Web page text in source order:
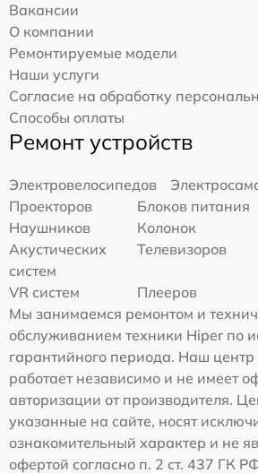
Вакансии
О компании
Ремонтируемые модели
Наши услуги
Согласие на обработку
Способы оплаты
Ремонт устройств
Электровелосипедов
Проекторов
Блоков питания
Наушников
Колонок
Акустических
систем
Телевизоров
VR систем
Плееров
Мы занимаемся ремонтом и
обслуживанием техники Hiper по
гарантийного периода. Наш центр
работает независимо и не имеет
авторизации от производителя.
указанные на сайте, носят
ознакомительный характер и не
офертой согласно п. 2 ст. 437 ГК